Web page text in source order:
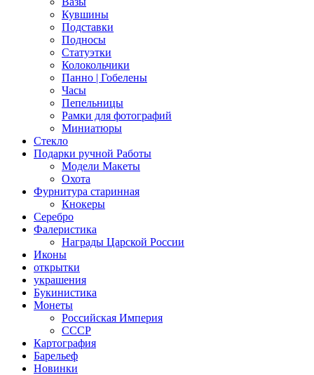
Кувшины
Подставки
Подносы
Статуэтки
Колокольчики
Панно | Гобелены
Часы
Пепельницы
Рамки для фотографий
Миниатюры
Стекло
Подарки ручной Работы
Модели Макеты
Охота
Фурнитура старинная
Кнокеры
Серебро
Фалеристика
Награды Царской России
Иконы
открытки
украшения
Букинистика
Монеты
Российская Империя
СССР
Картография
Барельеф
Новинки